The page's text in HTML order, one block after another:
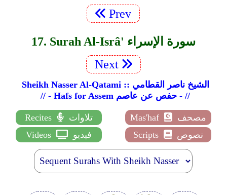
Prev
17. Surah Al-Isrâ' سورة الإسراء
Next
Sheikh Nasser Al-Qatami :: الشيخ ناصر القطامي
// - Hafs for Assem حفص عن عاصم - //
Recites تلاوات Mas'haf
مصحف
Videos
فيديو Scripts نصوص